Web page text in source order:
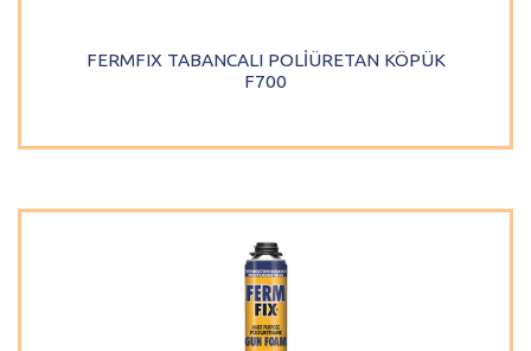
FERMFIX TABANCALI POLİÜRETAN KÖPÜK
F700